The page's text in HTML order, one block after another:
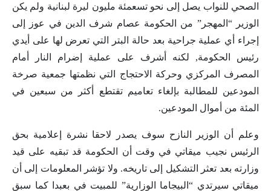
الصحي للنواب يصل إلى نحو تسعمئة مليون ليرة لبنانية ولم يكن
الوزير “المهجر” من الحكومة عصام شرف الدين في عوز إلى
إجراء أي عملية جراحية بعد حالة البتر التي تعرض لها على أيدي
رئيس الحكومة, لكنه أشرف على عملية إضرام النار أمام
المصرف المركزي وحركة الاحتجاج التي نظمتها جمعية صرخة
المودعين للمطالبة بإلغاء تعاميم تقتطع أكثر من سبعين في
المئة من أموال المودعين.
وعلم أن الوزير النازح سوف يصدر لاحقا نشرة إعلامية بحق
الرئيس نجيب ميقاتي في وقت أن الحكومة قد تبقيه على قيد
وزارته بعد تعثر التشكيل إلى تاريخه. ولا تؤشر المعلومات إلى أن
ميقاتي سيرتدي “البيجاما الوزارية” للمبيت في بعبدا كما سبق